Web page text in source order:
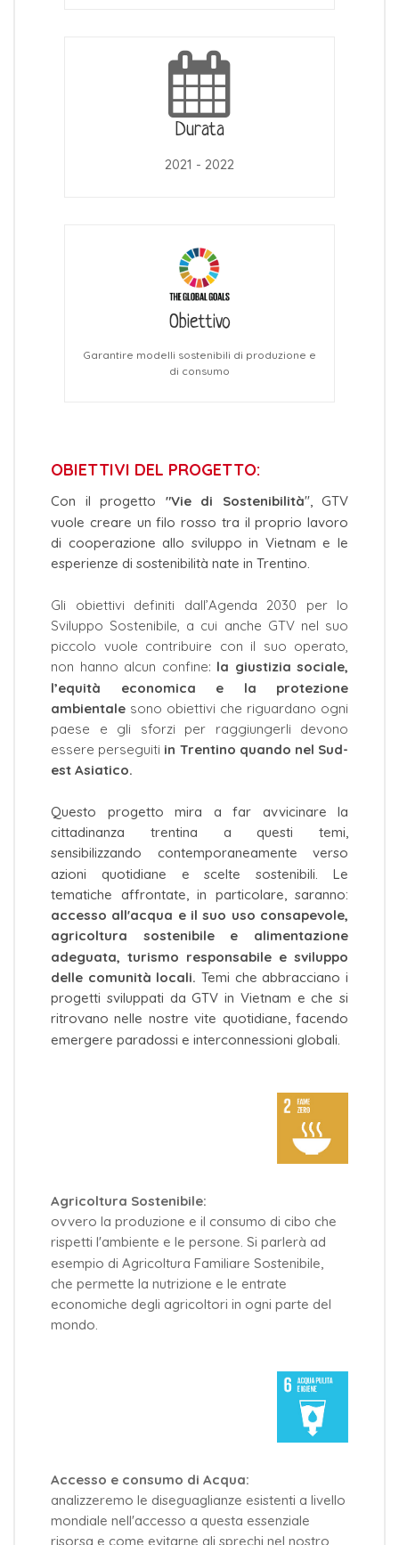
Durata
2021 - 2022
Obiettivo
Garantire modelli sostenibili di produzione e
di consumo
OBIETTIVI DEL PROGETTO:
Con il progetto "Vie di Sostenibilità", GTV
vuole creare un filo rosso tra il proprio lavoro
di cooperazione allo sviluppo in Vietnam e le
esperienze di sostenibilità nate in Trentino.
Gli obiettivi definiti dall’Agenda 2030 per lo
Sviluppo Sostenibile, a cui anche GTV nel suo
piccolo vuole contribuire con il suo operato,
non hanno alcun confine: la giustizia sociale,
l’equità economica e la protezione
ambientale sono obiettivi che riguardano ogni
paese e gli sforzi per raggiungerli devono
essere perseguiti in Trentino quando nel Sud-
est Asiatico.
Questo progetto mira a far avvicinare la
cittadinanza trentina a questi temi,
sensibilizzando contemporaneamente verso
azioni quotidiane e scelte sostenibili. Le
tematiche affrontate, in particolare, saranno:
accesso all'acqua e il suo uso consapevole,
agricoltura sostenibile e alimentazione
adeguata, turismo responsabile e sviluppo
delle comunità locali. Temi che abbracciano i
progetti sviluppati da GTV in Vietnam e che si
ritrovano nelle nostre vite quotidiane, facendo
emergere paradossi e interconnessioni globali.
Agricoltura Sostenibile:
ovvero la produzione e il consumo di cibo che
rispetti l'ambiente e le persone. Si parlerà ad
esempio di Agricoltura Familiare Sostenibile,
che permette la nutrizione e le entrate
economiche degli agricoltori in ogni parte del
mondo.
Accesso e consumo di Acqua:
analizzeremo le diseguaglianze esistenti a livello
mondiale nell'accesso a questa essenziale
risorsa e come evitarne gli sprechi nel nostro